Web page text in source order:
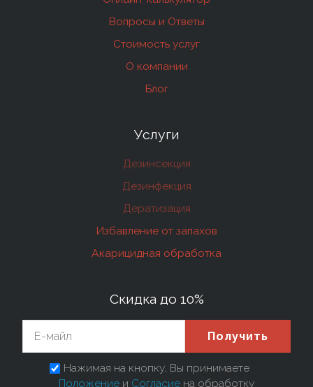
Вопросы и Ответы
Стоимость услуг
О компании
Блог
Услуги
Дезинсекция
Дезинфекция
Дератизация
Избавление от запахов
Акарицидная обработка
Скидка до 10%
Получить
Нажимая на кнопку, Вы принимаете
Положение и Согласие на обработку